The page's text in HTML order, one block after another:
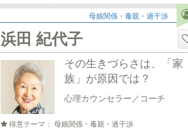
母娘関係・毒親・過干渉
浜田 紀代子
その生きづらさは、「家
族」が原因では？
心理カウンセラー／コーチ
得意テーマ： 母娘関係・毒親・過干渉